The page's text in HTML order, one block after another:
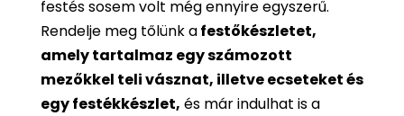
festés sosem volt még ennyire egyszerű.
Rendelje meg tőlünk afestőkészletet,
amely tartalmaz egy számozott
mezőkkel teli vásznat, illetve ecseteket és
egy festékkészlet, és már indulhat is a